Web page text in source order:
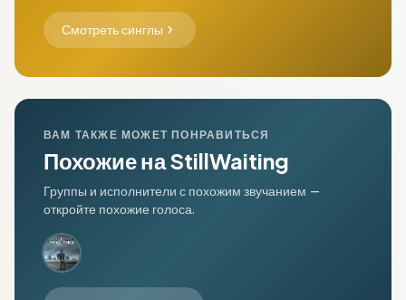
Смотреть синглы chevron_right
ВАМ ТАКЖЕ МОЖЕТ ПОНРАВИТЬСЯ
Похожие на StillWaiting
Группы и исполнители с похожим звучанием —
откройте похожие голоса.